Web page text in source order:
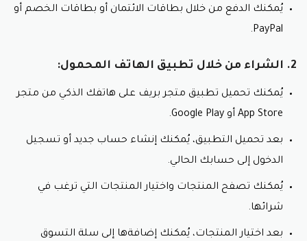
4. منظفات الأسطح:
منظف متعدد الاستخدامات: يُستخدم منظف بريف
في ذلك الأسطح المعدنية، الخشبية، والبلاستيكية.
خطوط أو بقايا.
منظف الحمامات: يُزيل منظف الحمامات الأوساخ والبقع
من جميع أسطح الحمام، بما في ذلك البلاط، الحوض،
والمرحاض وسعره لا يقاوم مع كود خصم منظفات بريف.
5. منظفات أخرى:
معقم اليدين: يُعقم معقم بريف اليدين ويقتل الجراثيم
والبكتيريا.
ويُزيل البقع الصعبة.
يُمكنك الدفع من خلال بطاقات الائتمان أو بطاقات الخصم أو
PayPal.
2. الشراء من خلال تطبيق الهاتف المحمول:
يُمكنك تحميل تطبيق متجر بريف على هاتفك الذكي من متجر
App Store أو Google Play.
بعد تحميل التطبيق، يُمكنك إنشاء حساب جديد أو تسجيل
الدخول إلى حسابك الحالي.
يُمكنك تصفح المنتجات واختيار المنتجات التي ترغب في
شرائها.
بعد اختيار المنتجات، يُمكنك إضافةها إلى سلة التسوق